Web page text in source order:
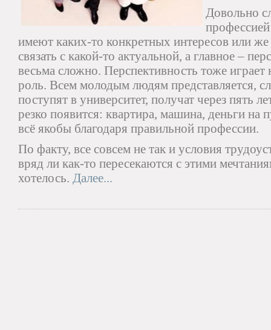
Довольно
имеют каких-то конкретных интересов или
связать с какой-то актуальной, а главное –
весьма сложно. Перспективность тоже
роль. Всем молодым людям представляется,
поступят в университет, получат через пять
резко появится: квартира, машина, деньги на
всё якобы благодаря правильной профессии.
По факту, все совсем не так и условия
вряд ли как-то пересекаются с этими
хотелось. Далее...